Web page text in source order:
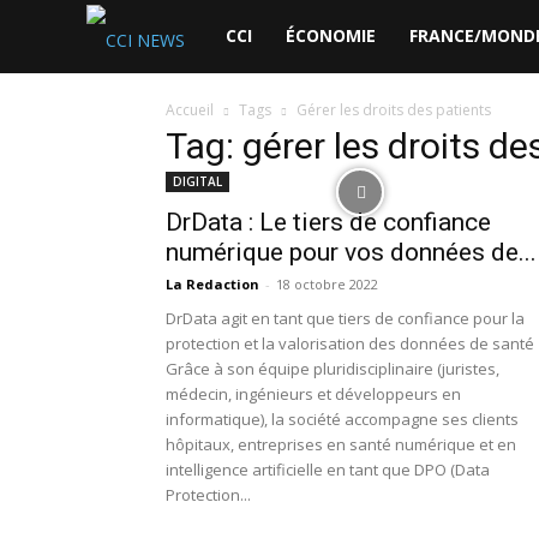
CCI
News
CCI ÉCONOMIE FRANCE/
Accueil Tags Gérer les droits des patients
Tag: gérer les droits
DIGITAL
DrData : Le tiers de confiance
numérique pour vos données de...
La Redaction - 18 octobre 2022
DrData agit en tant que tiers de confiance pour la
protection et la valorisation des données de santé
Grâce à son équipe pluridisciplinaire (juristes,
médecin, ingénieurs et développeurs en
informatique), la société accompagne ses clients
hôpitaux, entreprises en santé numérique et en
intelligence artificielle en tant que DPO (Data
Protection...